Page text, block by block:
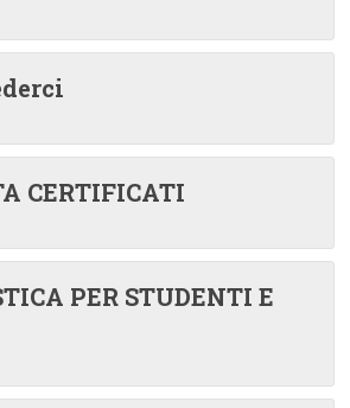
CERTIFICATI
PER STUDENTI E